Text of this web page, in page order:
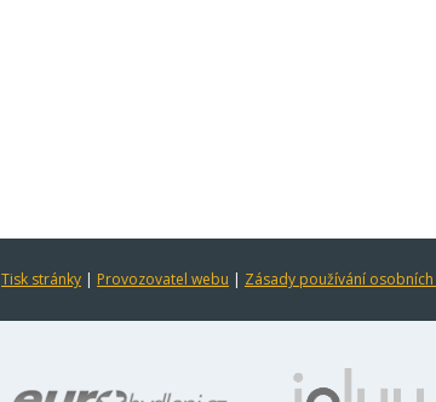
Tisk stránky | Provozovatel webu | Zásady používání